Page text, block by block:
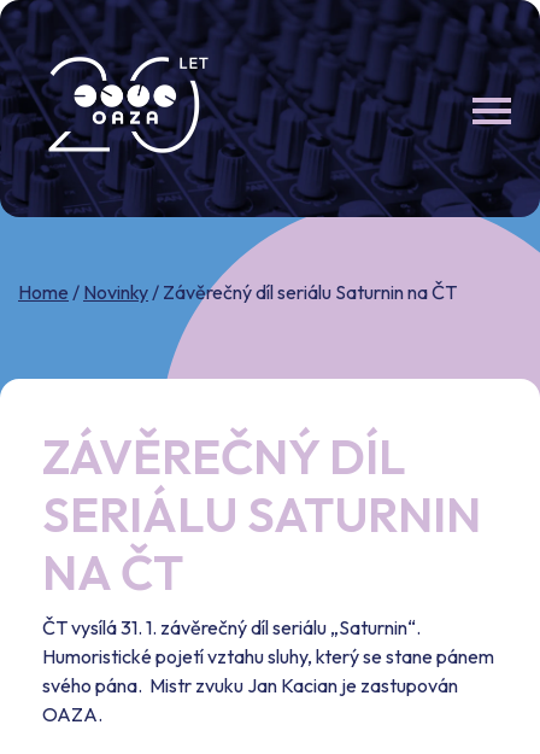
Skip
to
content
Home / Novinky/ Závěrečný díl seriálu Saturnin na ČT
ZÁVĚREČNÝ DÍL
SERIÁLU SATURNIN
NA ČT
ČT vysílá 31. 1. závěrečný díl seriálu „Saturnin“.
Humoristické pojetí vztahu sluhy, který se stane pánem
svého pána. Mistr zvuku Jan Kacian je zastupován
OAZA.